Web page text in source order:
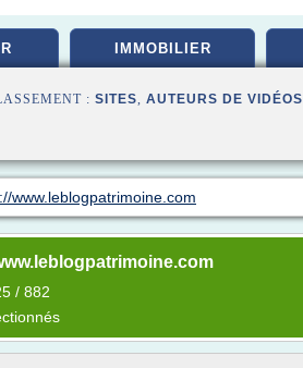
IMMOBILIER
: SITES, AUTEURS DE VIDÉOS
www.leblogpatrimoine.com
/ 882